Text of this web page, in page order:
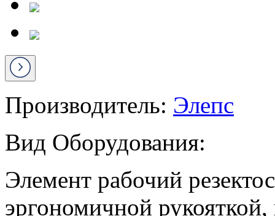
Производитель: Элепс
Вид Оборудования:
Элемент рабочий
эргономичной